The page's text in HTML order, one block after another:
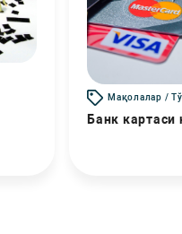
Мақолалар /
Банк картаси